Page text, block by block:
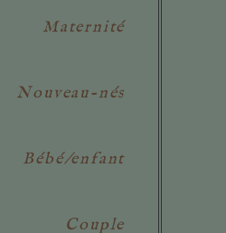
Maternité
Nouveau-nés
Bébé/enfant
Couple